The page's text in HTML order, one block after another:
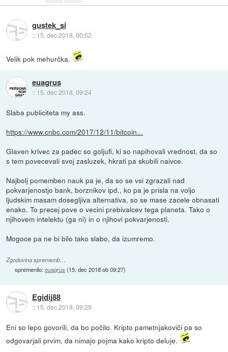
gustek_si
:: 15. dec 2018, 00:52
Velik pok mehurčka.
euagrus
:: 15. dec 2018, 09:24
Slaba publiciteta my ass.
https://www.cnbc.com/2017/12/11/bitcoin...
Glaven krivec za padec so goljufi, ki so napihovali vrednost, da so
s tem povecevali svoj zasluzek, hkrati pa skubili naivce.
Najbolj pomemben nauk pa je, da so se vsi zgrazali nad
pokvarjenostjo bank, borznikov ipd., ko pa je prisla na voljo
ljudskim masam dosegljiva alternativa, so se mase zacele obnasati
enako. To precej pove o vecini prebivalcev tega planeta. Tako o
njihovem intelektu (ga ni) in o njihovi pokvarjenosti.
Mogoce pa ne bi bilo tako slabo, da izumremo.
Zgodovina sprememb…
spremenilo:euagrus (15. dec 2018 ob 09:27)
Egidij88
:: 15. dec 2018, 09:29
Eni so lepo govorili, da bo počilo. Kripto pametnjakoviči pa so
odgovarjali prvim, da nimajo pojma kako kripto deluje.